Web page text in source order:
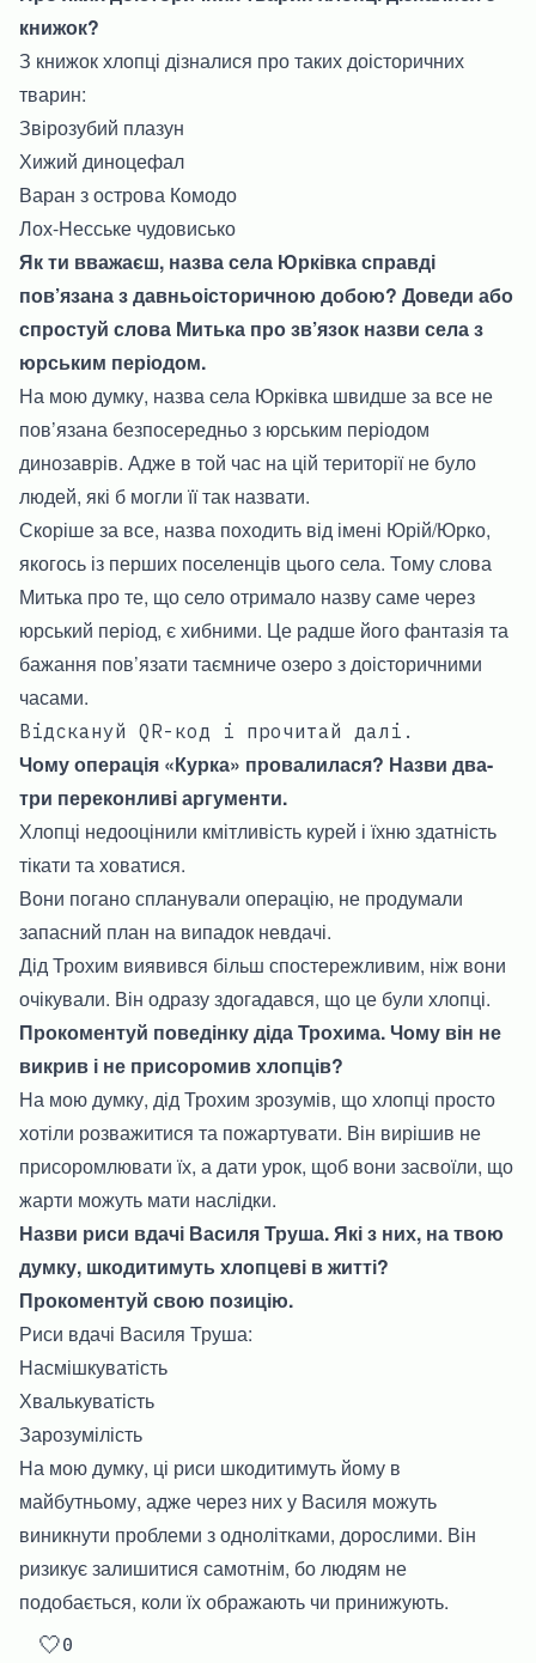
книжок?
З книжок хлопці дізналися про таких доісторичних
тварин:
Звірозубий плазун
Хижий диноцефал
Варан з острова Комодо
Лох-Несське чудовисько
Як ти вважаєш, назва села Юрківка справді
пов’язана з давньоісторичною добою? Доведи або
спростуй слова Митька про зв’язок назви села з
юрським періодом.
На мою думку, назва села Юрківка швидше за все не
пов’язана безпосередньо з юрським періодом
динозаврів. Адже в той час на цій території не було
людей, які б могли її так назвати.
Скоріше за все, назва походить від імені Юрій/Юрко,
якогось із перших поселенців цього села. Тому слова
Митька про те, що село отримало назву саме через
юрський період, є хибними. Це радше його фантазія та
бажання пов’язати таємниче озеро з доісторичними
часами.
Відскануй QR-код і прочитай далі.
Чому операція «Курка» провалилася? Назви два-
три переконливі аргументи.
Хлопці недооцінили кмітливість курей і їхню здатність
тікати та ховатися.
Вони погано спланували операцію, не продумали
запасний план на випадок невдачі.
Дід Трохим виявився більш спостережливим, ніж вони
очікували. Він одразу здогадався, що це були хлопці.
Прокоментуй поведінку діда Трохима. Чому він не
викрив і не присоромив хлопців?
На мою думку, дід Трохим зрозумів, що хлопці просто
хотіли розважитися та пожартувати. Він вирішив не
присоромлювати їх, а дати урок, щоб вони засвоїли, що
жарти можуть мати наслідки.
Назви риси вдачі Василя Труша. Які з них, на твою
думку, шкодитимуть хлопцеві в житті?
Прокоментуй свою позицію.
Риси вдачі Василя Труша:
Насмішкуватість
Хвалькуватість
Зарозумілість
На мою думку, ці риси шкодитимуть йому в
майбутньому, адже через них у Василя можуть
виникнути проблеми з однолітками, дорослими. Він
ризикує залишитися самотнім, бо людям не
подобається, коли їх ображають чи принижують.
🤍0